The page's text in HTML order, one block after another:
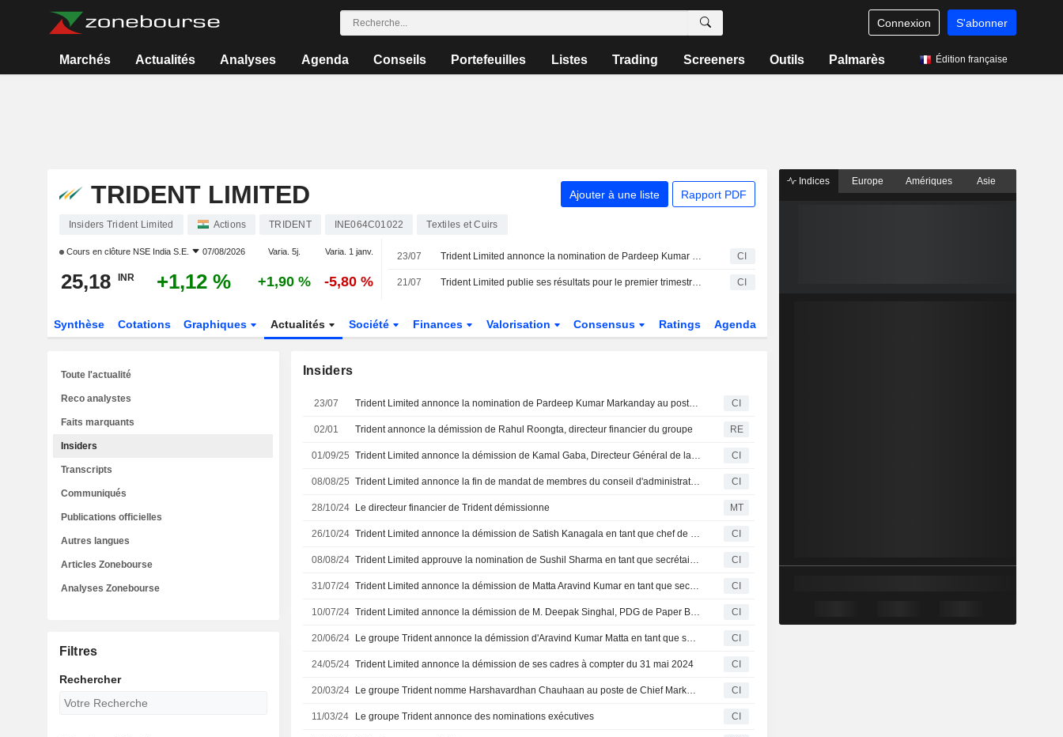
Connexion S'abonner
Marchés Actualités Analyses Agenda Conseils Portefeuilles Listes Trading Screeners Outils Palmarès Édition française
TRIDENT LIMITED Ajouter à une liste Rapport PDF
Insiders Trident Limited Actions TRIDENT INE064C01022 Textiles et Cuirs
Cours en clôture NSE India S.E. 07/08/2026 Varia. 5j. Varia. 1 janv.
25,18 INR +1,12 % +1,90 % -5,80 %
23/07 Trident Limited annonce la nomination de Pardeep Kumar Markanday au poste de Directeur général de la division Filature (Pendjab et Madhya Pradesh), à compter du 23 juillet 2026 CI
21/07 Trident Limited publie ses résultats pour le premier trimestre clos le 30 juin 2026 CI
Synthèse Cotations Graphiques Actualités Société Finances Valorisation Consensus Ratings Agenda
Insiders
23/07 Trident Limited annonce la nomination de Pardeep Kumar Markanday au poste de Directeur général de la division Filature (Pendjab et Madhya Pradesh), à compter du 23 juillet 2026 CI
02/01 Trident annonce la démission de Rahul Roongta, directeur financier du groupe RE
01/09/25 Trident Limited annonce la démission de Kamal Gaba, Directeur Général de la division Linge de lit, à compter du 31 août 2025 CI
08/08/25 Trident Limited annonce la fin de mandat de membres du conseil d'administration, effective au 8 août 2025 CI
28/10/24 Le directeur financier de Trident démissionne MT
26/10/24 Trident Limited annonce la démission de Satish Kanagala en tant que chef de l'environnement, du social et de la gouvernance CI
08/08/24 Trident Limited approuve la nomination de Sushil Sharma en tant que secrétaire de la société et Compliance Officer CI
31/07/24 Trident Limited annonce la démission de Matta Aravind Kumar en tant que secrétaire de la société et agent de conformité CI
10/07/24 Trident Limited annonce la démission de M. Deepak Singhal, PDG de Paper Business CI
20/06/24 Le groupe Trident annonce la démission d'Aravind Kumar Matta en tant que secrétaire général et responsable de la conformité, avec effet au 31 août 2024 CI
24/05/24 Trident Limited annonce la démission de ses cadres à compter du 31 mai 2024 CI
20/03/24 Le groupe Trident nomme Harshavardhan Chauhaan au poste de Chief Marketing Officer CI
11/03/24 Le groupe Trident annonce des nominations exécutives CI
Toute l'actualité
Reco analystes
Faits marquants
Insiders
Transcripts
Communiqués
Publications officielles
Autres langues
Articles Zonebourse
Analyses Zonebourse
Filtres
Rechercher
Indices Europe Amériques Asie